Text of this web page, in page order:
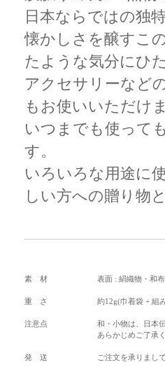
日本ならではの独
懐かしさを醸すこ
たような気分にひ
アクセサリーなど
もお使いいただけ
いつまでも使って
す。
いろいろな用途に
しい方への贈り物
素 材 表面 : 絹織物・和
重 さ 約12g(巾着袋 + 組
注意点
和・小物は、日本
あらかじめご了承
発 送 ご注文を承りまし